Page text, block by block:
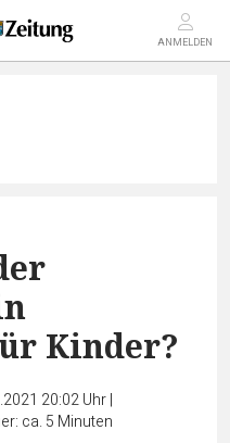
ANMELDEN
Kinder?
20:02 Uhr|
ca. 5 Minuten